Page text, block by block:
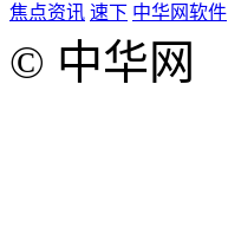
焦点资讯 速下 中华网软件
© 中华网